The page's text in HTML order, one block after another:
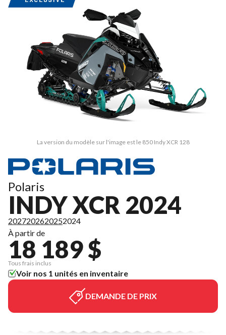
La version du modèle sur l'image est le 850 Indy XCR 128
Polaris
INDY XCR 2024
2027202620252024
À partir de
18 189 $
Tous frais inclus
Voir nos 1 unités en inventaire
DEMANDE DE PRIX